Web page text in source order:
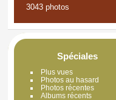
3043 photos
Spéciales
Plus vues
Photos au hasard
Photos récentes
Albums récents